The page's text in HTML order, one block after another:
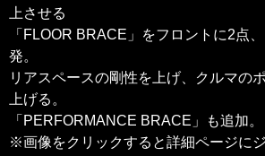
上させる
「FLOOR BRACE」をフロントに2点
発。
リアスペースの剛性を上げ、クルマの
上げる。
「PERFORMANCE BRACE」も追加。
※画像をクリックすると詳細ページに